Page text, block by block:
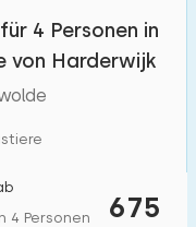
4 Personen in
von Harderwijk
675
4 Personen